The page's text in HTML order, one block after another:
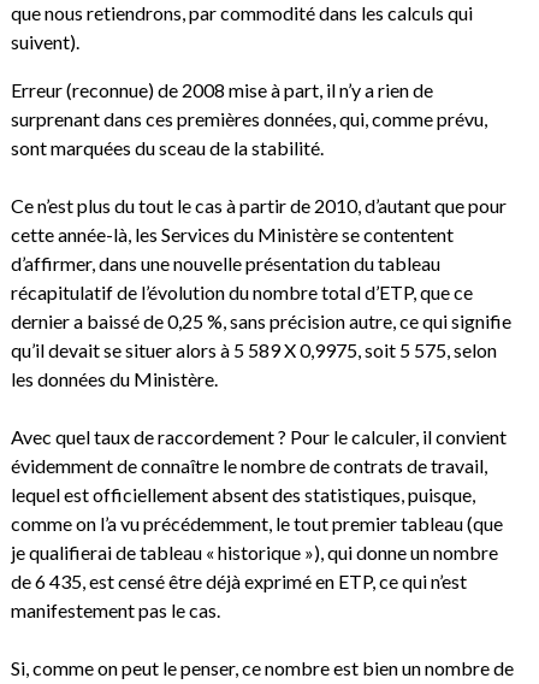
que nous retiendrons, par commodité dans les calculs qui
suivent).
Erreur (reconnue) de 2008 mise à part, il n’y a rien de
surprenant dans ces premières données, qui, comme prévu,
sont marquées du sceau de la stabilité.
Ce n’est plus du tout le cas à partir de 2010, d’autant que pour
cette année-là, les Services du Ministère se contentent
d’affirmer, dans une nouvelle présentation du tableau
récapitulatif de l’évolution du nombre total d’ETP, que ce
dernier a baissé de 0,25 %, sans précision autre, ce qui signifie
qu’il devait se situer alors à 5 589 X 0,9975, soit 5 575, selon
les données du Ministère.
Avec quel taux de raccordement ? Pour le calculer, il convient
évidemment de connaître le nombre de contrats de travail,
lequel est officiellement absent des statistiques, puisque,
comme on l’a vu précédemment, le tout premier tableau (que
je qualifierai de tableau « historique »), qui donne un nombre
de 6 435, est censé être déjà exprimé en ETP, ce qui n’est
manifestement pas le cas.
Si, comme on peut le penser, ce nombre est bien un nombre de